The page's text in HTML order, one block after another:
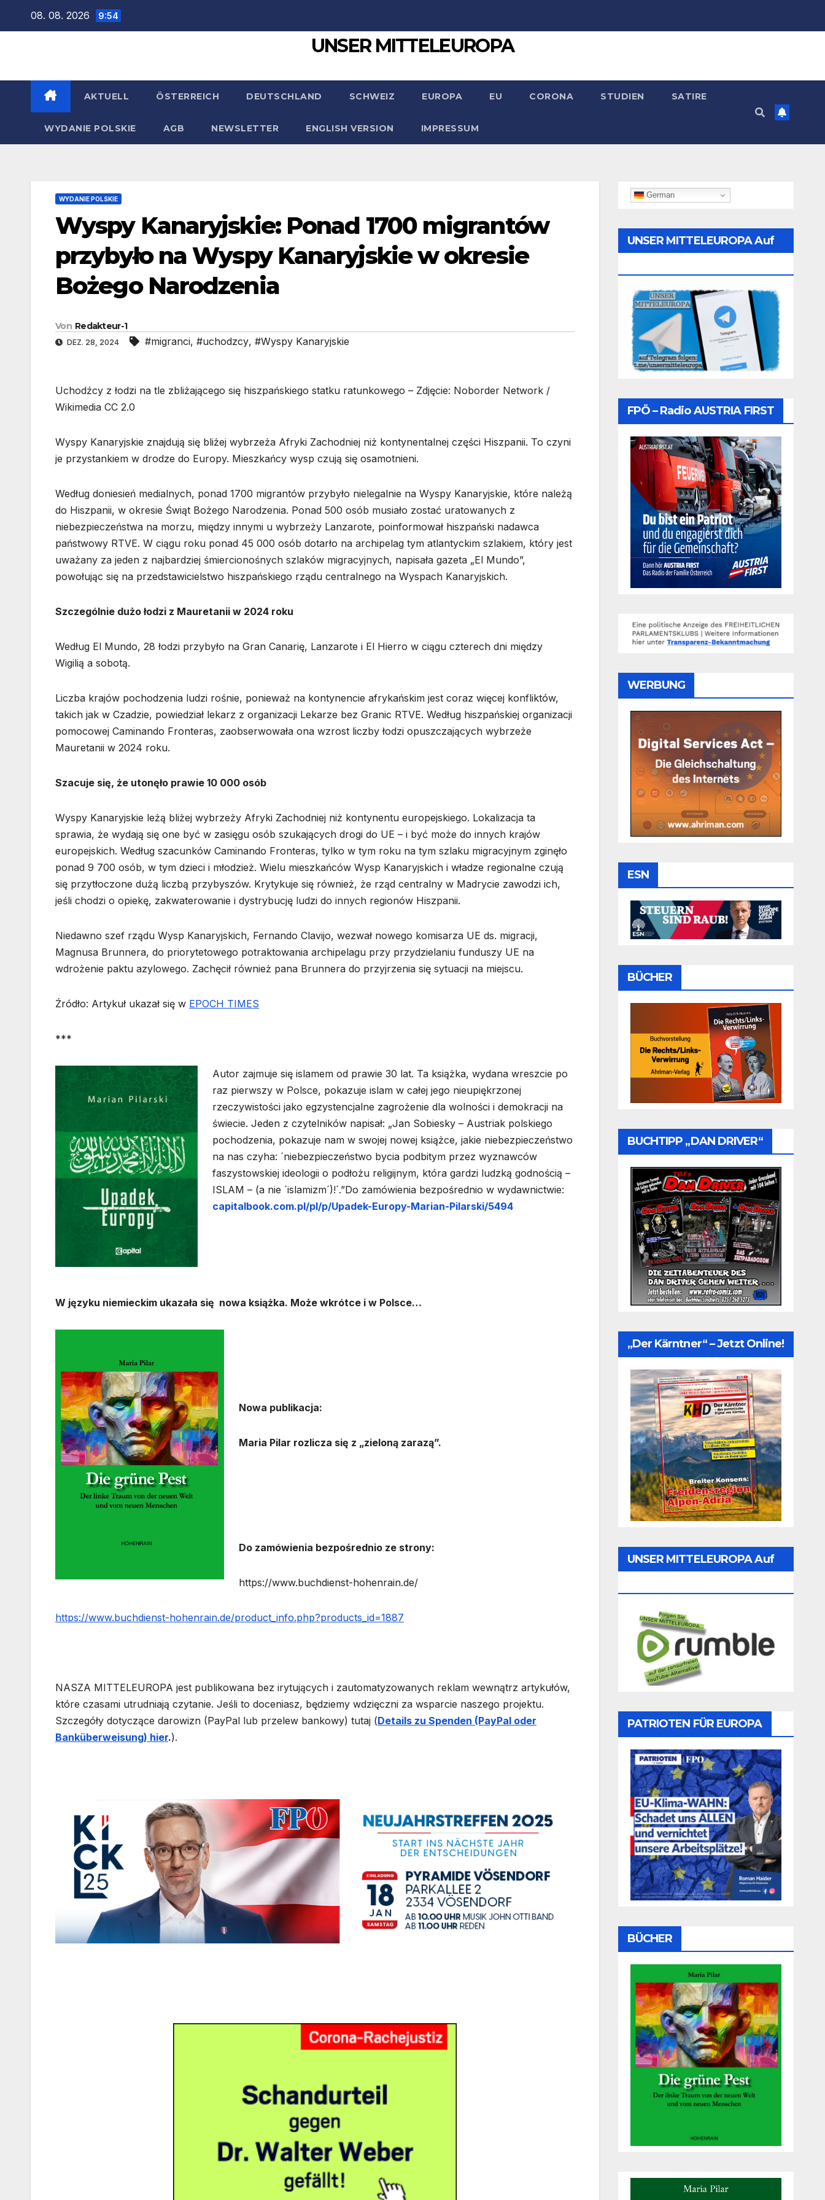
08. 08. 2026 9:54
UNSER MITTELEUROPA
AKTUELL ÖSTERREICH DEUTSCHLAND SCHWEIZ EUROPA EU CORONA STUDIEN SATIRE
WYDANIE POLSKIE AGB NEWSLETTER ENGLISH VERSION IMPRESSUM
WYDANIE POLSKIE
Wyspy Kanaryjskie: Ponad 1700 migrantów
przybyło na Wyspy Kanaryjskie w okresie
Bożego Narodzenia
Von Redakteur-1
DEZ. 28, 2024 #migranci, #uchodzcy, #Wyspy Kanaryjskie
Uchodźcy z łodzi na tle zbliżającego się hiszpańskiego statku ratunkowego – Zdjęcie: Noborder Network /
Wikimedia CC 2.0
Wyspy Kanaryjskie znajdują się bliżej wybrzeża Afryki Zachodniej niż kontynentalnej części Hiszpanii. To czyni
je przystankiem w drodze do Europy. Mieszkańcy wysp czują się osamotnieni.
Według doniesień medialnych, ponad 1700 migrantów przybyło nielegalnie na Wyspy Kanaryjskie, które należą
do Hiszpanii, w okresie Świąt Bożego Narodzenia. Ponad 500 osób musiało zostać uratowanych z
niebezpieczeństwa na morzu, między innymi u wybrzeży Lanzarote, poinformował hiszpański nadawca
państwowy RTVE. W ciągu roku ponad 45 000 osób dotarło na archipelag tym atlantyckim szlakiem, który jest
uważany za jeden z najbardziej śmiercionośnych szlaków migracyjnych, napisała gazeta „El Mundo”,
powołując się na przedstawicielstwo hiszpańskiego rządu centralnego na Wyspach Kanaryjskich.
Szczególnie dużo łodzi z Mauretanii w 2024 roku
Według El Mundo, 28 łodzi przybyło na Gran Canarię, Lanzarote i El Hierro w ciągu czterech dni między
Wigilią a sobotą.
Liczba krajów pochodzenia ludzi rośnie, ponieważ na kontynencie afrykańskim jest coraz więcej konfliktów,
takich jak w Czadzie, powiedział lekarz z organizacji Lekarze bez Granic RTVE. Według hiszpańskiej organizacji
pomocowej Caminando Fronteras, zaobserwowała ona wzrost liczby łodzi opuszczających wybrzeże
Mauretanii w 2024 roku.
Szacuje się, że utonęło prawie 10 000 osób
Wyspy Kanaryjskie leżą bliżej wybrzeży Afryki Zachodniej niż kontynentu europejskiego. Lokalizacja ta
sprawia, że wydają się one być w zasięgu osób szukających drogi do UE – i być może do innych krajów
europejskich. Według szacunków Caminando Fronteras, tylko w tym roku na tym szlaku migracyjnym zginęło
ponad 9 700 osób, w tym dzieci i młodzież. Wielu mieszkańców Wysp Kanaryjskich i władze regionalne czują
się przytłoczone dużą liczbą przybyszów. Krytykuje się również, że rząd centralny w Madrycie zawodzi ich,
jeśli chodzi o opiekę, zakwaterowanie i dystrybucję ludzi do innych regionów Hiszpanii.
Niedawno szef rządu Wysp Kanaryjskich, Fernando Clavijo, wezwał nowego komisarza UE ds. migracji,
Magnusa Brunnera, do priorytetowego potraktowania archipelagu przy przydzielaniu funduszy UE na
wdrożenie paktu azylowego. Zachęcił również pana Brunnera do przyjrzenia się sytuacji na miejscu.
Źródło: Artykuł ukazał się w EPOCH TIMES
***
Autor zajmuje się islamem od prawie 30 lat. Ta książka, wydana wreszcie po
raz pierwszy w Polsce, pokazuje islam w całej jego nieupiękrzonej
rzeczywistości jako egzystencjalne zagrożenie dla wolności i demokracji na
świecie. Jeden z czytelników napisał: „Jan Sobiesky – Austriak polskiego
pochodzenia, pokazuje nam w swojej nowej książce, jakie niebezpieczeństwo
na nas czyha: ´niebezpieczeństwo bycia podbitym przez wyznawców
faszystowskiej ideologii o podłożu religijnym, która gardzi ludzką godnością –
ISLAM – (a nie ´islamizm´)!´.”Do zamówienia bezpośrednio w wydawnictwie:
capitalbook.com.pl/pl/p/Upadek-Europy-Marian-Pilarski/5494
W języku niemieckim ukazała się nowa książka. Może wkrótce i w Polsce…
Nowa publikacja:
Maria Pilar rozlicza się z „zieloną zarazą”.
Do zamówienia bezpośrednio ze strony:
https://www.buchdienst-hohenrain.de/
https://www.buchdienst-hohenrain.de/product_info.php?products_id=1887
NASZA MITTELEUROPA jest publikowana bez irytujących i zautomatyzowanych reklam wewnątrz artykułów,
które czasami utrudniają czytanie. Jeśli to doceniasz, będziemy wdzięczni za wsparcie naszego projektu.
Szczegóły dotyczące darowizn (PayPal lub przelew bankowy) tutaj (Details zu Spenden (PayPal oder
Banküberweisung) hier.).
German
UNSER MITTELEUROPA Auf
FPÖ – Radio AUSTRIA FIRST
WERBUNG
ESN
BÜCHER
BUCHTIPP „DAN DRIVER“
„Der Kärntner“ – Jetzt Online!
UNSER MITTELEUROPA Auf
PATRIOTEN FÜR EUROPA
BÜCHER